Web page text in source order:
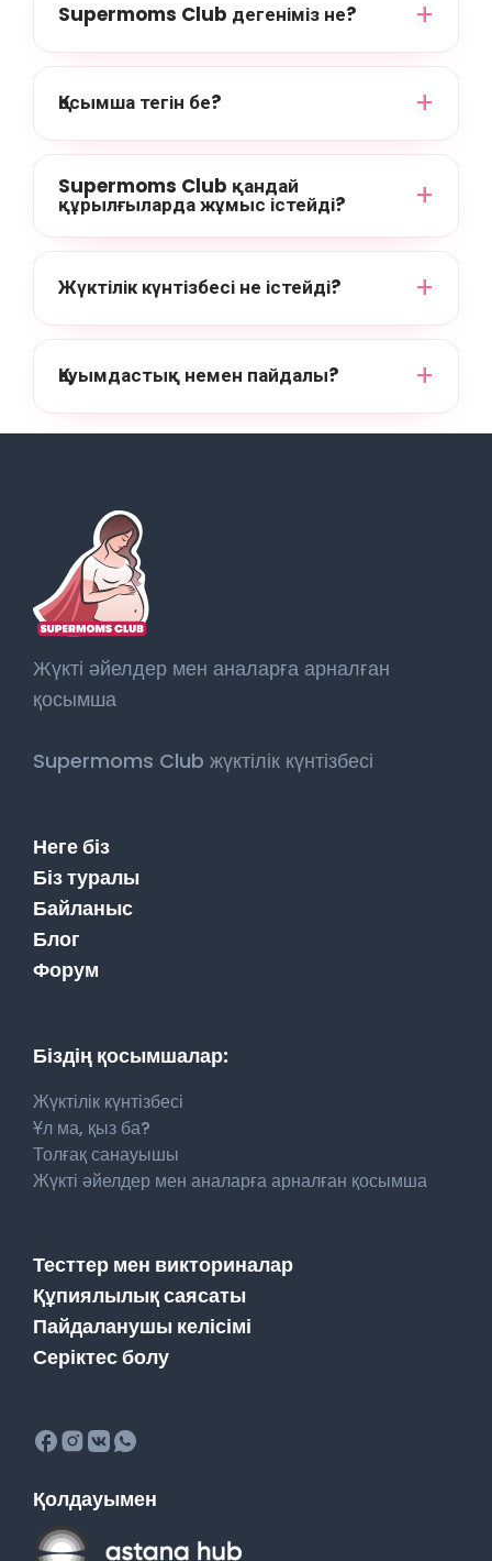
Supermoms Club дегеніміз не?
Қосымша тегін бе?
Supermoms Club қандай
құрылғыларда жұмыс істейді?
Жүктілік күнтізбесі не істейді?
Қауымдастық немен пайдалы?
Жүкті әйелдер мен аналарға арналған
қосымша
Supermoms Club жүктілік күнтізбесі
Неге біз
Біз туралы
Байланыс
Блог
Форум
Біздің қосымшалар:
Жүктілік күнтізбесі
Ұл ма, қыз ба?
Толғақ санауышы
Жүкті әйелдер мен аналарға арналған қосымша
Тесттер мен викториналар
Құпиялылық саясаты
Пайдаланушы келісімі
Серіктес болу
Қолдауымен